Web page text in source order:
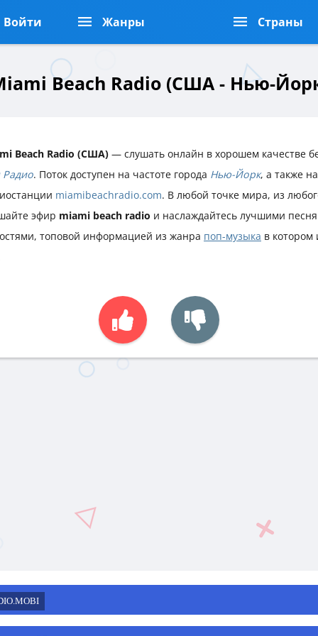
Войти Жанры Страны
Beach Radio (США - Нью-
Beach Radio (США) — слушать онлайн в хорошем качестве
Радио. Поток доступен на частоте города Нью-Йорк, а также
miamibeachradio.com. В любой точке мира, из
эфир miami beach radio и наслаждайтесь лучшими
топовой информацией из жанра поп-музыка в котором